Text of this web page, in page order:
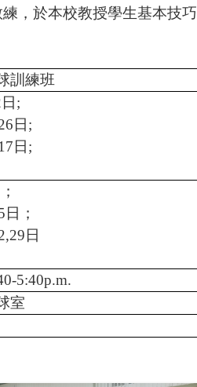
，於本校教授學生基本技巧
訓練班
日 ;
日 ;
日 ;
日；
日
5:40p.m.
室